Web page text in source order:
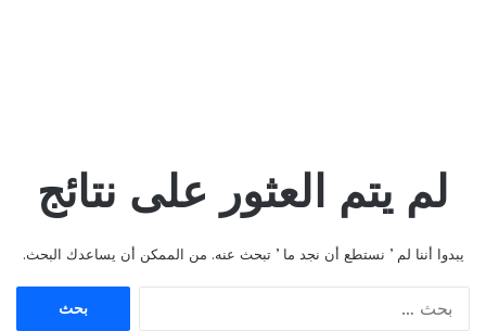
لم يتم العثور على نتائج
يبدوا أننا لم ’ نستطع أن نجد ما ’ تبحث عنه. من الممكن أن يساعدك البحث.